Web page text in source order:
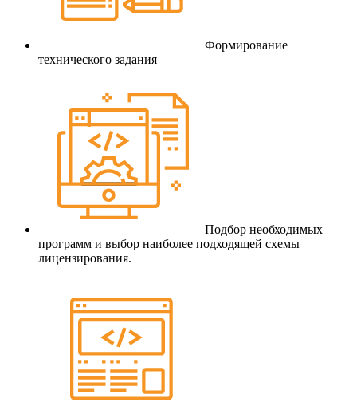
Формирование
технического задания
Подбор необходимых
программ и выбор наиболее подходящей схемы
лицензирования.